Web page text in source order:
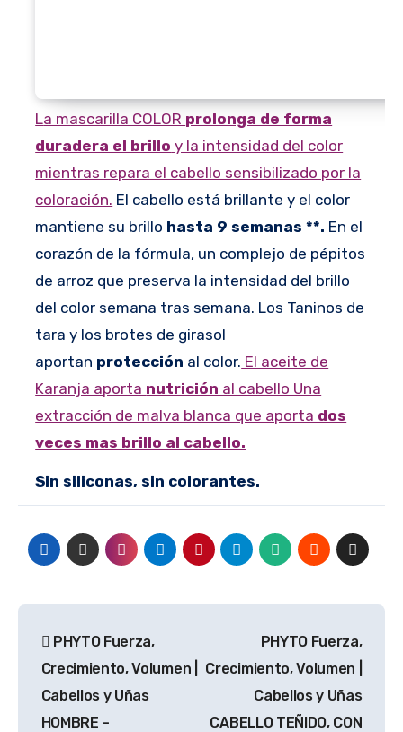
La mascarilla COLOR prolonga de forma
duradera el brillo y la intensidad del color
mientras repara el cabello sensibilizado por la
coloración. El cabello está brillante y el color
mantiene su brillo hasta 9 semanas **. En el
corazón de la fórmula, un complejo de pépitos
de arroz que preserva la intensidad del brillo
del color semana tras semana. Los Taninos de
tara y los brotes de girasol
aportan protección al color. El aceite de
Karanja aporta nutrición al cabello Una
extracción de malva blanca que aporta dos
veces mas brillo al cabello.
Sin siliconas, sin colorantes.
de
entradas
PHYTO Fuerza,
Crecimiento, Volumen |
Cabellos y Uñas
HOMBRE –
PHYTO Fuerza,
Crecimiento, Volumen |
Cabellos y Uñas
CABELLO TEÑIDO, CON